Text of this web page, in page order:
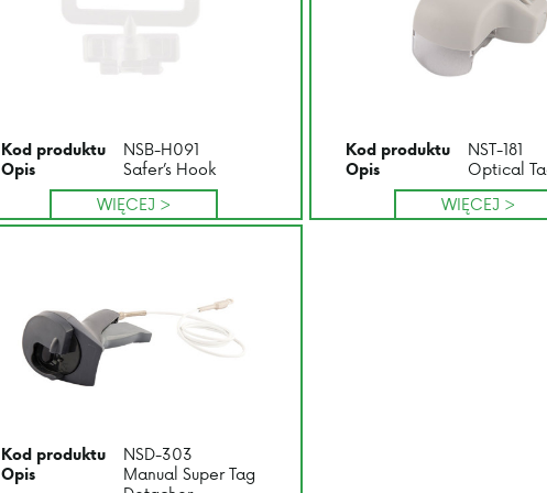
Kod produktu NSB-H091
Opis
Safer’s Hook
WIĘCEJ >
Kod produktu NST-181
Opis
Optical
WIĘCEJ >
Kod produktu NSD-303
Opis
Manual Super Tag